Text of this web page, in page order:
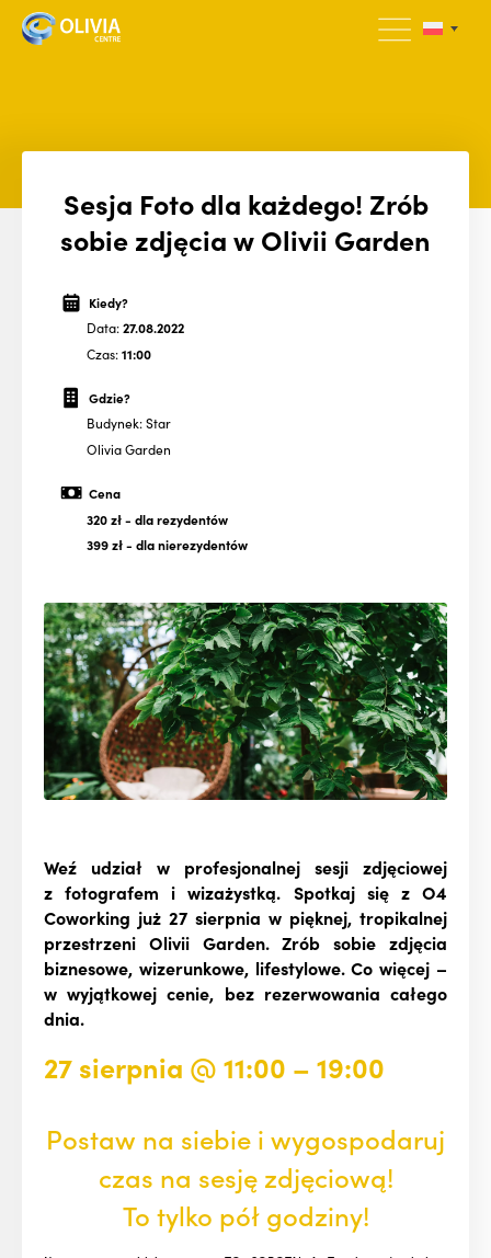
Sesja Foto dla każdego! Zrób
sobie zdjęcia w Olivii Garden
Kiedy?
Data:27.08.2022
Czas:11:00
Gdzie?
Budynek: Star
Olivia Garden
Cena
320 zł- dla rezydentów
399 zł- dla nierezydentów
Weź udział w profesjonalnej sesji zdjęciowej
z fotografem i wizażystką. Spotkaj się z O4
Coworking już 27 sierpnia w pięknej, tropikalnej
przestrzeni Olivii Garden.Zrób sobie zdjęcia
biznesowe, wizerunkowe, lifestylowe. Co więcej –
w wyjątkowej cenie, bez rezerwowania całego
dnia.
27 sierpnia @ 11:00 – 19:00
Postaw na siebie i wygospodaruj
czas na sesję zdjęciową!
To tylko pół godziny!